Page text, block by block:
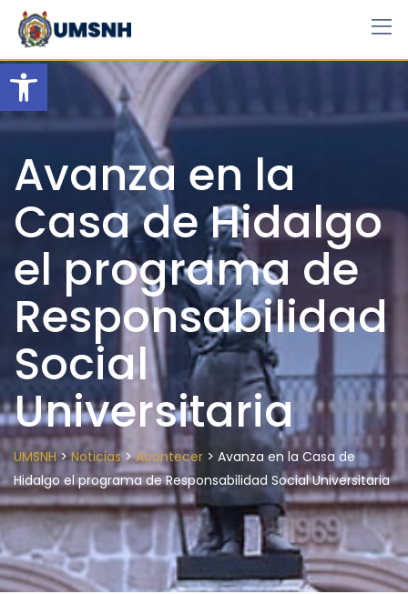
Open toolbar
Skip
content
Avanza en la
Casa de Hidalgo
el programa de
Responsabilidad
Social
Universitaria
UMSNH>Noticias>Acontecer > Avanza en la Casa de
Hidalgo el programa de Responsabilidad Social Universitaria